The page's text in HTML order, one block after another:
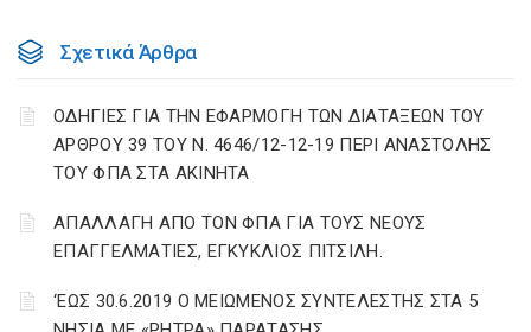
Σχετικά Άρθρα
ΟΔΗΓΙΕΣ ΓΙΑ ΤΗΝ ΕΦΑΡΜΟΓΗ ΤΩΝ ΔΙΑΤΑΞΕΩΝ ΤΟΥ
ΑΡΘΡΟΥ 39 ΤΟΥ Ν. 4646/12-12-19 ΠΕΡΙ ΑΝΑΣΤΟΛΗΣ
ΤΟΥ ΦΠΑ ΣΤΑ ΑΚΙΝΗΤΑ
ΑΠΑΛΛΑΓΗ ΑΠΟ ΤΟΝ ΦΠΑ ΓΙΑ ΤΟΥΣ ΝΕΟΥΣ
ΕΠΑΓΓΕΛΜΑΤΙΕΣ, ΕΓΚΥΚΛΙΟΣ ΠΙΤΣΙΛΗ.
‘ΕΩΣ 30.6.2019 Ο ΜΕΙΩΜΕΝΟΣ ΣΥΝΤΕΛΕΣΤΗΣ ΣΤΑ 5